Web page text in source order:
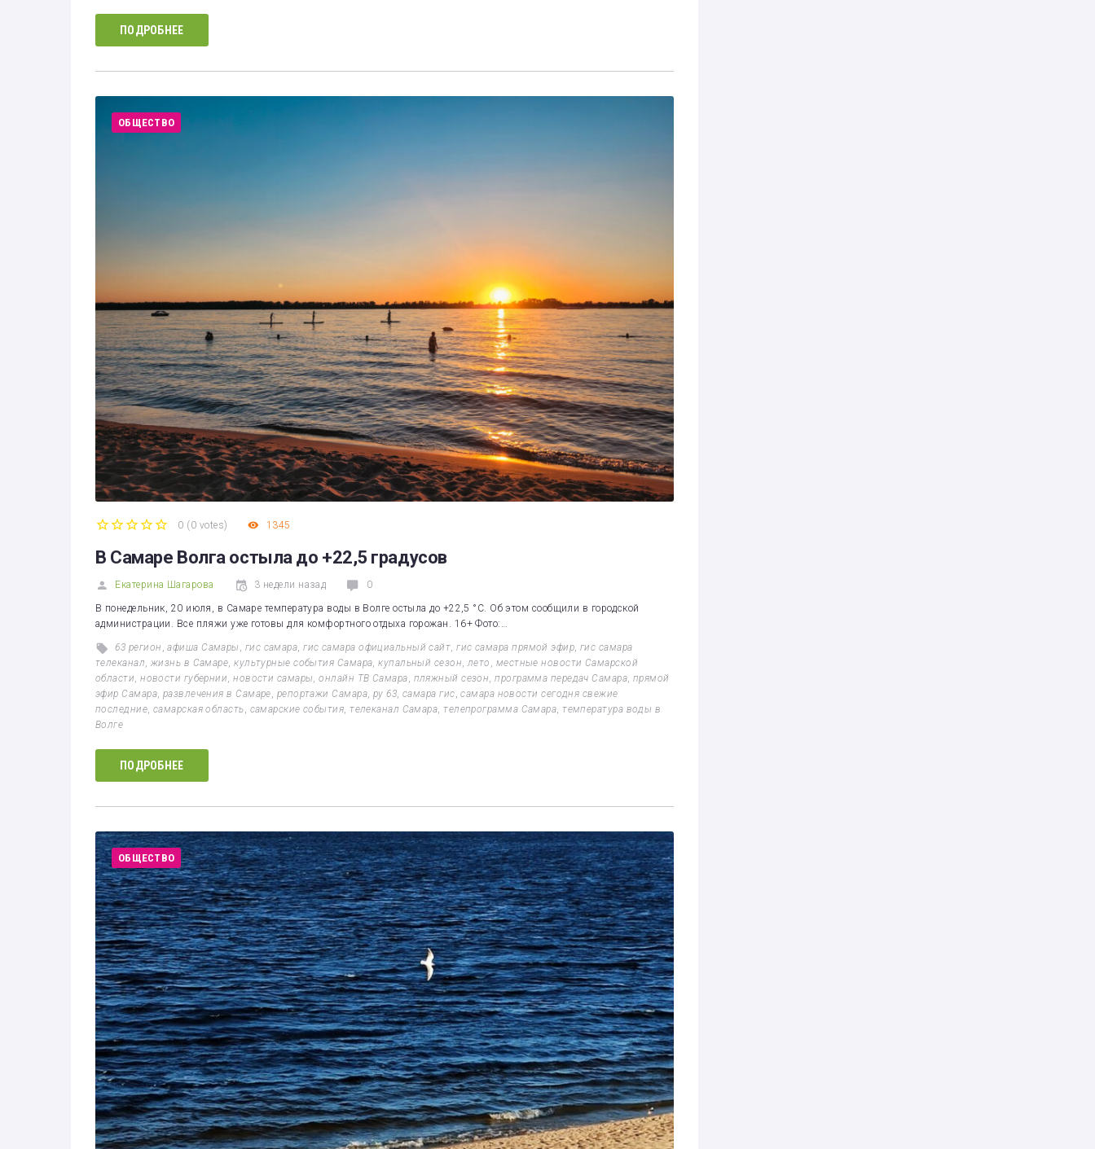
ПОДРОБНЕЕ
ОБЩЕСТВО
0 ( 0 votes) 1345
В Самаре Волга остыла до +22,5 градусов
Екатерина Шагарова 3 недели назад 0
В понедельник, 20 июля, в Самаре температура воды в Волге остыла до +22,5 °C. Об этом сообщили в городской
администрации. Все пляжи уже готовы для комфортного отдыха горожан. 16+ Фото:…
63 регион ,афиша Самары , гис самара,гис самара официальный сайт,гис самара прямой эфир,гис самара
телеканал, жизнь в Самаре,культурные события Самара,купальный сезон,лето , местные новости Самарской
области,новости губернии,новости самары,онлайн ТВ Самара, пляжный сезон,программа передач Самара, прямой
эфир Самара, развлечения в Самаре, репортажи Самара, ру 63,самара гис,самара новости сегодня свежие
последние, самарская область, самарские события,телеканал Самара,телепрограмма Самара,температура воды в
Волге
ПОДРОБНЕЕ
ОБЩЕСТВО